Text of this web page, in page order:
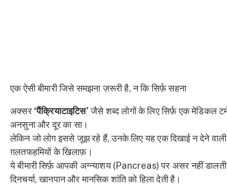
एक ऐसी बीमारी जिसे समझना ज़रूरी है, न कि सिर्फ़ सहना
अक्सर ‘पैंक्रियाटाइटिस’जैसे शब्द लोगों के लिए सिर्फ़ एक मेडिकल
अनसुना और दूर का सा।
लेकिन जो लोग इससे जूझ रहे हैं, उनके लिए यह एक दिखाई न देने
ग़लतफहमियों के खिलाफ़।
ये बीमारी सिर्फ़ आपकी अग्न्याशय (Pancreas) पर असर नहीं
दिनचर्या, खानपान और मानसिक शांति को हिला देती है।